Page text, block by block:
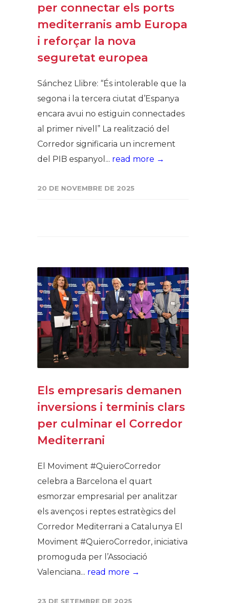
per connectar els ports
mediterranis amb Europa
i reforçar la nova
seguretat europea
Sánchez Llibre: “És intolerable que la
segona i la tercera ciutat d’Espanya
encara avui no estiguin connectades
al primer nivell” La realització del
Corredor significaria un increment
del PIB espanyol... read more →
20 DE NOVEMBRE DE 2025
Els empresaris demanen
inversions i terminis clars
per culminar el Corredor
Mediterrani
El Moviment #QuieroCorredor
celebra a Barcelona el quart
esmorzar empresarial per analitzar
els avenços i reptes estratègics del
Corredor Mediterrani a Catalunya El
Moviment #QuieroCorredor, iniciativa
promoguda per l’Associació
Valenciana... read more →
23 DE SETEMBRE DE 2025